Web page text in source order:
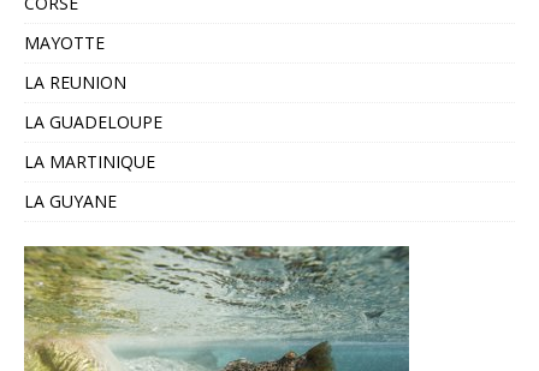
MAYOTTE
LA REUNION
LA GUADELOUPE
LA MARTINIQUE
LA GUYANE